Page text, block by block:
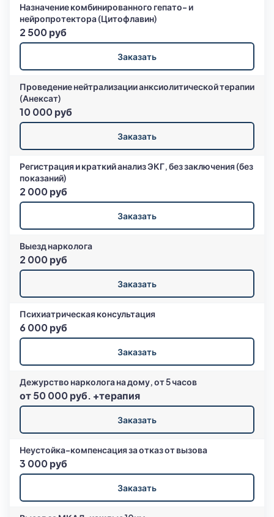
Назначение комбинированного гепато- и
нейропротектора (Цитофлавин)
2 500 руб
Заказать
Проведение нейтрализации анксиолитической терапии
(Анексат)
10 000 руб
Заказать
Регистрация и краткий анализ ЭКГ, без заключения (без
показаний)
2 000 руб
Заказать
Выезд нарколога
2 000 руб
Заказать
Психиатрическая консультация
6 000 руб
Заказать
Дежурство нарколога на дому, от 5 часов
от 50 000 руб. +терапия
Заказать
Неустойка-компенсация за отказ от вызова
3 000 руб
Заказать